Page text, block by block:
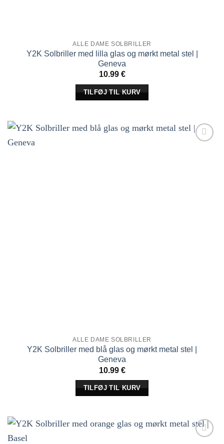
ALLE DAME SOLBRILLER
Y2K Solbriller med lilla glas og mørkt metal stel |
Geneva
10.99 €
TILFØJ TIL KURV
ALLE DAME SOLBRILLER
Y2K Solbriller med blå glas og mørkt metal stel |
Geneva
10.99 €
TILFØJ TIL KURV